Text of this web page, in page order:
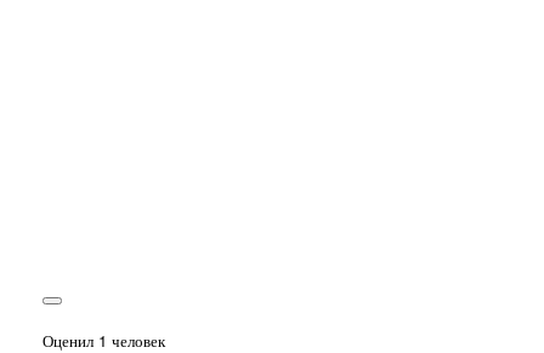
Оценил 1 человек